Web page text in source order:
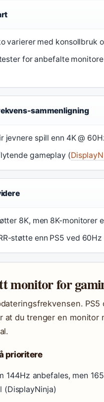
varierer med konsollbruk
for anbefalte
sammenligning
jevnere spill enn 4K @
gameplay (
8K, men 8K-monitorer
støtte enn PS5 ved 60Hz
monitor for
at du trenger en
prioritere
144Hz anbefales, men
(DisplayNinja)